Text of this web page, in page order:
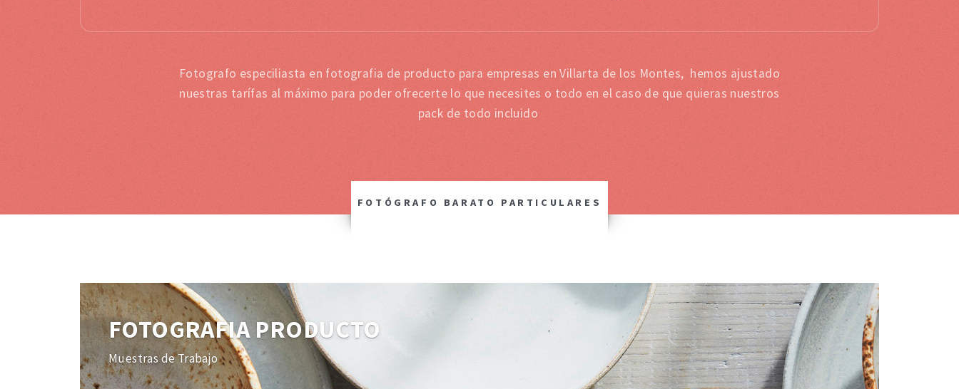
Fotografo especiliasta en fotografia de producto para empresas en Villarta de los Montes, hemos ajustado
nuestras tarífas al máximo para poder ofrecerte lo que necesites o todo en el caso de que quieras nuestros
pack de todo incluido
FOTÓGRAFO BARATO PARTICULARES
FOTOGRAFIA PRODUCTO
Muestras de Trabajo